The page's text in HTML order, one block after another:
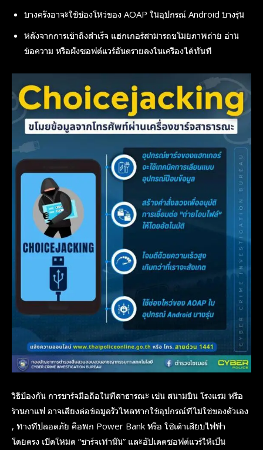
บางครั้งอาจะใช้ช่องโหว่ของ AOAP ในอุปกรณ์ Android บางรุ่น
หลังจากการเข้าถึงสำเร็จ แฮกเกอร์สามารถขโมยภาพถ่าย อ่าน
ข้อความ หรือฝังซอฟต์แวร์อันตรายลงในเครื่องได้ทันที
วิธีป้องกัน การชาร์จมือถือในที่สาธารณะ เช่น สนามบิน โรงแรม หรือ
ร้านกาแฟ อาจเสี่ยงต่อข้อมูลรั่วไหลหากใช้อุปกรณ์ที่ไม่ใช่ของตัวเอง
, ทางที่ปลอดภัย คือพก Power Bank หรือ ใช้เต้าเสียบไฟฟ้า
โดยตรง เปิดโหมด “ชาร์จเท่านั้น” และอัปเดตซอฟต์แวร์ให้เป็น